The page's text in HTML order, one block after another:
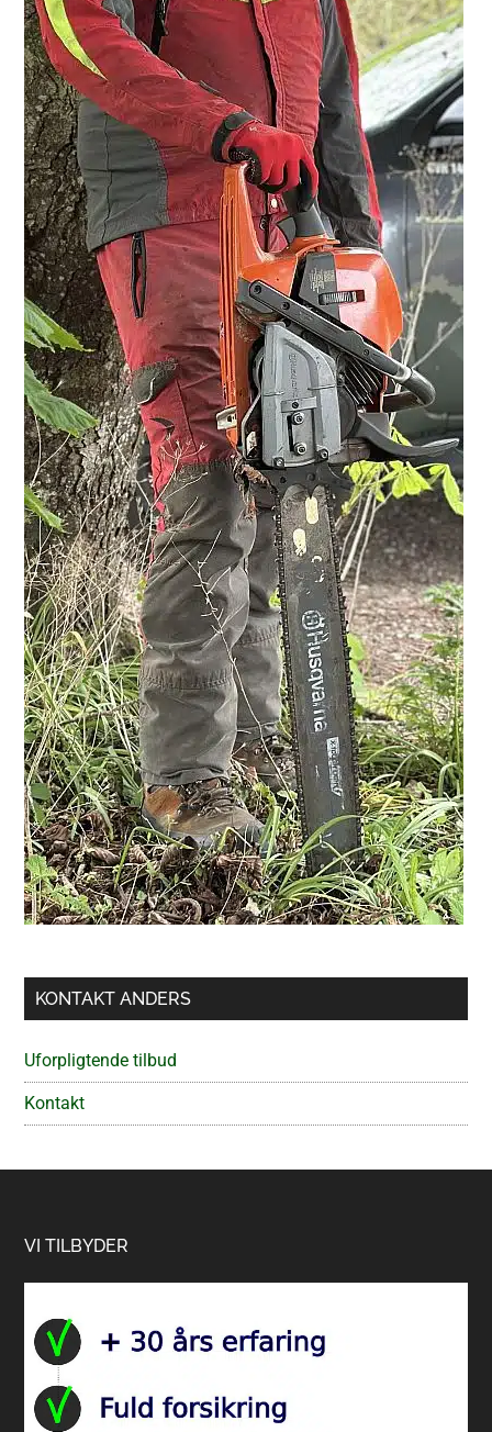
KONTAKT ANDERS
Uforpligtende tilbud
Kontakt
Footer
VI TILBYDER